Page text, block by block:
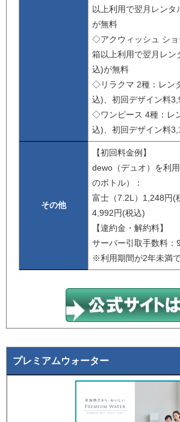
以上利用で翌月レンタ
が無料
◇アクウィッシュ ショ
箱以上利用で翌月レン
込)が無料
◇リラクマ 2種：レン
込)、初回デザイン料
◇ワンピース 4種：レ
込)、初回デザイン料
その他
【初回料金例】
dewo（デュオ）を利
のボトル）：
富士（7.2L）1,248円(
4,992円(税込)
【違約金・解約料】
サーバー引取手数料：
※利用期間が2年未満
プレミアムウォーター